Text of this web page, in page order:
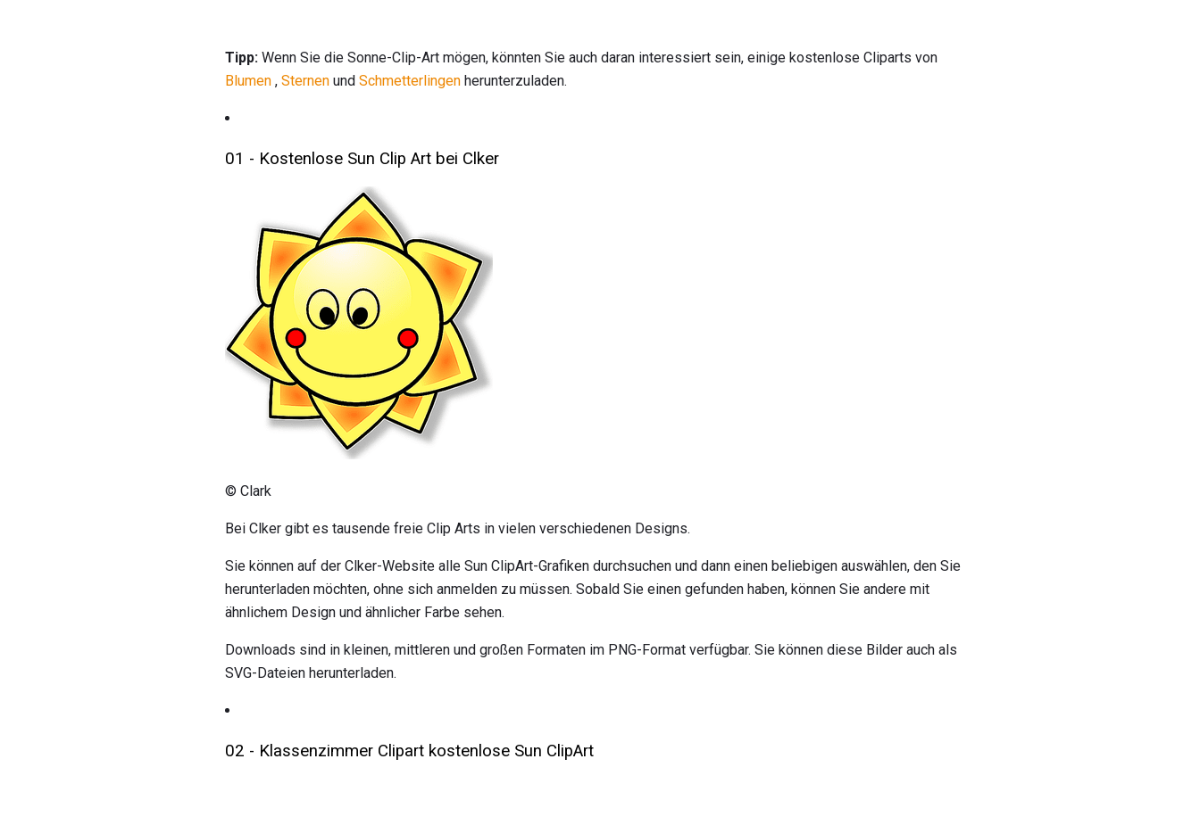
Tipp: Wenn Sie die Sonne-Clip-Art mögen, könnten Sie auch daran interessiert sein, einige kostenlose Cliparts von
Blumen , Sternen und Schmetterlingen herunterzuladen.
01 - Kostenlose Sun Clip Art bei Clker
© Clark
Bei Clker gibt es tausende freie Clip Arts in vielen verschiedenen Designs.
Sie können auf der Clker-Website alle Sun ClipArt-Grafiken durchsuchen und dann einen beliebigen auswählen, den Sie
herunterladen möchten, ohne sich anmelden zu müssen. Sobald Sie einen gefunden haben, können Sie andere mit
ähnlichem Design und ähnlicher Farbe sehen.
Downloads sind in kleinen, mittleren und großen Formaten im PNG-Format verfügbar. Sie können diese Bilder auch als
SVG-Dateien herunterladen.
02 - Klassenzimmer Clipart kostenlose Sun ClipArt